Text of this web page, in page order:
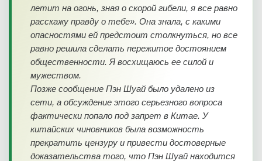
летит на огонь, зная о скорой гибели, я все равно
расскажу правду о тебе». Она знала, с какими
опасностями ей предстоит столкнуться, но все
равно решила сделать пережитое достоянием
общественности. Я восхищаюсь ее силой и
мужеством.
Позже сообщение Пэн Шуай было удалено из
сети, а обсуждение этого серьезного вопроса
фактически попало под запрет в Китае. У
китайских чиновников была возможность
прекратить цензуру и привести достоверные
доказательства того, что Пэн Шуай находится